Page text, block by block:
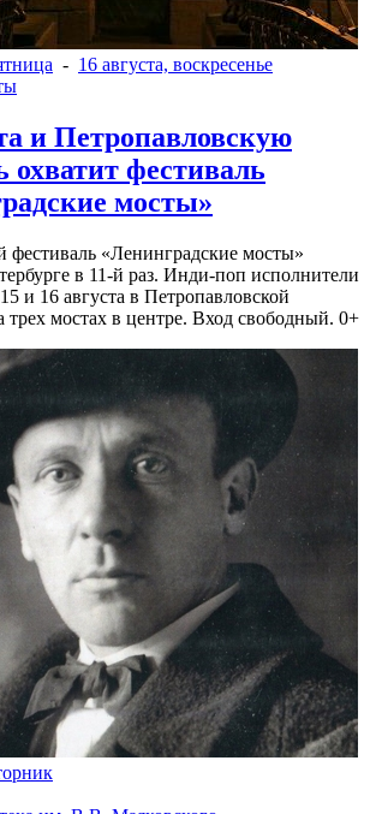
- 16 августа, воскресенье
и Петропавловскую
охватит фестиваль
мосты»
«Ленинградские мосты»
в 11-й раз. Инди-поп исполнители
и 16 августа в Петропавловской
трех мостах в центре. Вход свободный. 0+